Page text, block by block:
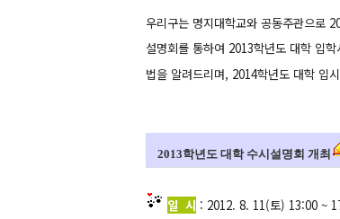
우리구는 명지대학교와 공동주관으로
설명회를 통하여 2013학년도 대학 입
법을 알려드리며, 2014학년도 대학 입
2013학년도 대학 수시설명회 개최
일 시 : 2012. 8. 11(토) 13:00 ~